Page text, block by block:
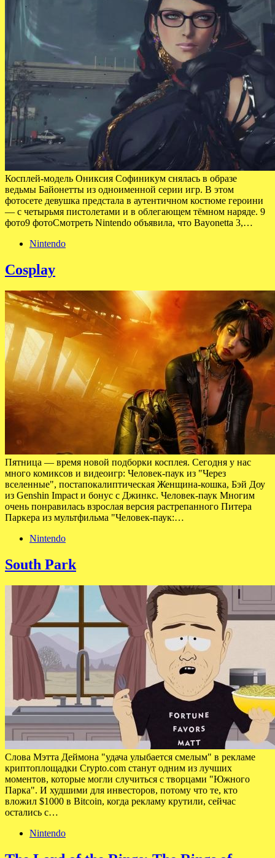
Косплей-модель Ониксия Софиникум снялась в образе
ведьмы Байонетты из одноименной серии игр. В этом
фотосете девушка предстала в аутентичном костюме героини
— с четырьмя пистолетами и в облегающем тёмном наряде. 9
фото9 фотоСмотреть Nintendo объявила, что Bayonetta 3,…
Nintendo
Cosplay
Пятница — время новой подборки косплея. Сегодня у нас
много комиксов и видеоигр: Человек-паук из "Через
вселенные", постапокалиптическая Женщина-кошка, Бэй Доу
из Genshin Impact и бонус с Джинкс. Человек-паук Многим
очень понравилась взрослая версия растрепанного Питера
Паркера из мультфильма "Человек-паук:…
Nintendo
South Park
Слова Мэтта Деймона "удача улыбается смелым" в рекламе
криптоплощадки Crypto.com станут одним из лучших
моментов, которые могли случиться с творцами "Южного
Парка". И худшими для инвесторов, потому что те, кто
вложил $1000 в Bitcoin, когда рекламу крутили, сейчас
остались с…
Nintendo